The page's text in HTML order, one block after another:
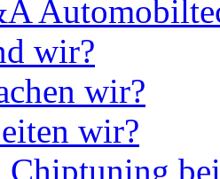
wir?
wir?
wir?
Chiptuning